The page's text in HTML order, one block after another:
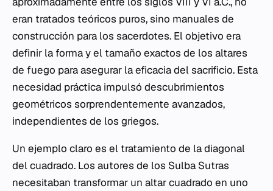
eran tratados teóricos puros, sino manuales de
construcción para los sacerdotes. El objetivo era
definir la forma y el tamaño exactos de los altares
de fuego para asegurar la eficacia del sacrificio. Esta
necesidad práctica impulsó descubrimientos
geométricos sorprendentemente avanzados,
independientes de los griegos.
Un ejemplo claro es el tratamiento de la diagonal
del cuadrado. Los autores de los Sulba Sutras
necesitaban transformar un altar cuadrado en uno